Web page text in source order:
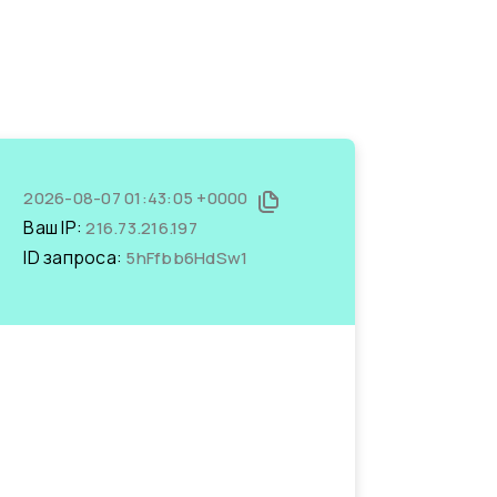
2026-08-07 01:43:05 +0000
Ваш IP:216.73.216.197
ID запроса: 5hFfbb6HdSw1